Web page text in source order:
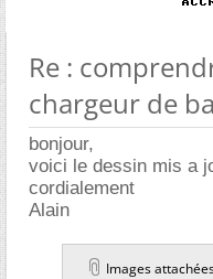
Re :
chargeur de
bonjour,
voici le dessin mis a
cordialement
Alain
Images